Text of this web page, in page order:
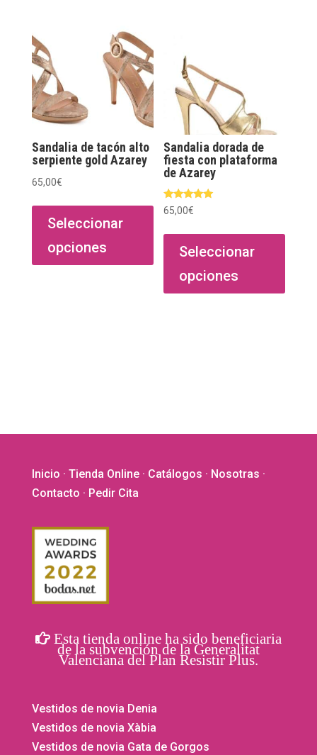
Sandalia de tacón alto
serpiente gold Azarey
65,00€
Seleccionar
opciones
Este
producto
tiene
múltiples
variantes.
Las
Sandalia dorada de
fiesta con plataforma
de Azarey
Valorado
con
de 5
65,00€
Seleccionar
opciones
la
Inicio · Tienda Online· Catálogos · Nosotras ·
Contacto · Pedir Cita
Esta tienda online ha sido beneficiaria
de la subvención de la Generalitat
Valenciana del Plan Resistir Plus.
Vestidos de novia Denia
Vestidos de novia Xàbia
Vestidos de novia Gata de Gorgos